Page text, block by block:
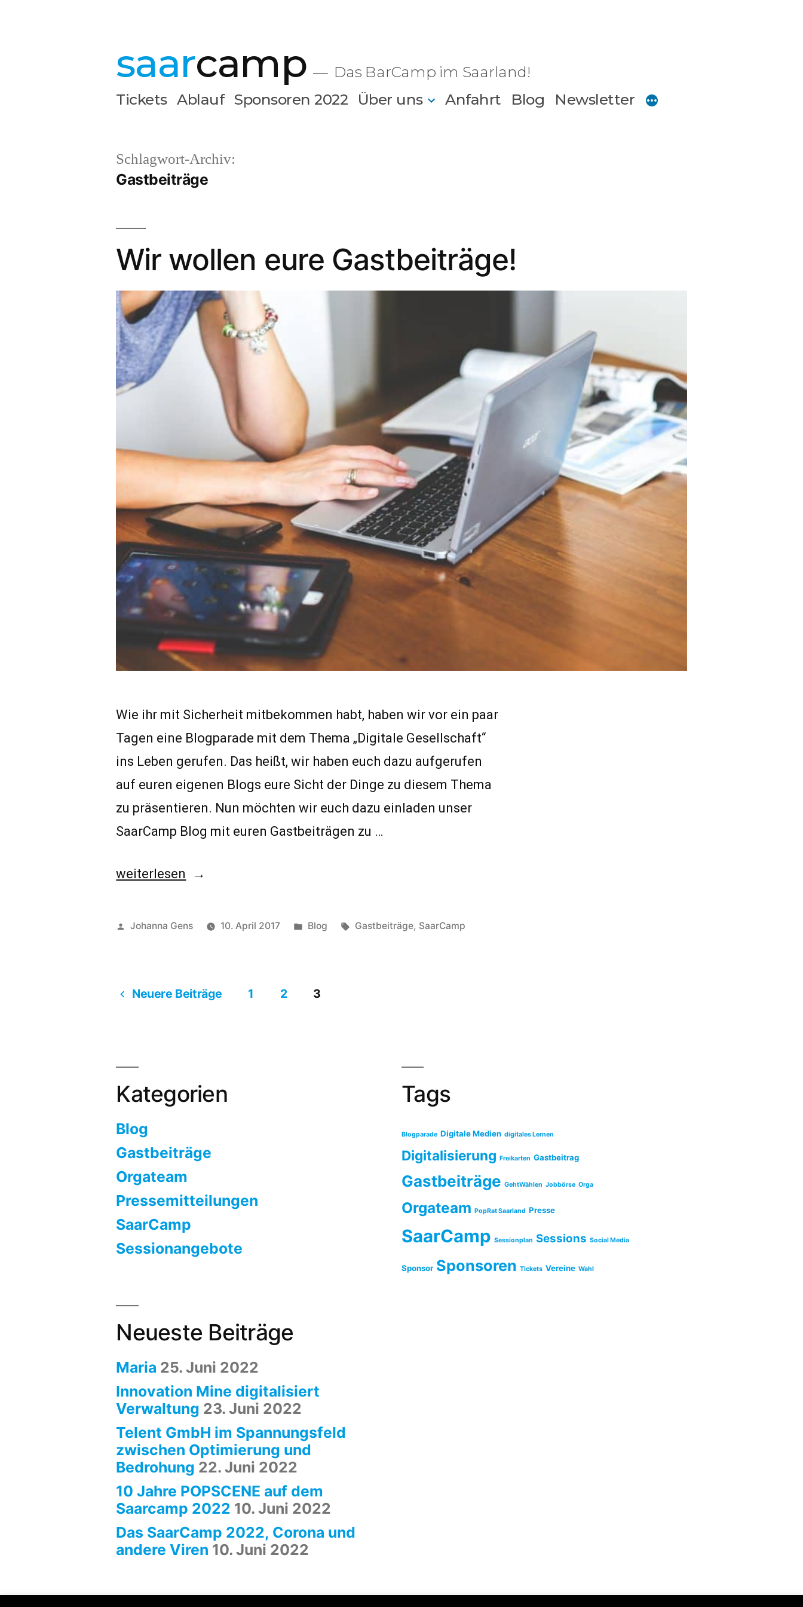
saarcamp
Das BarCamp im Saarland!
Tickets Ablauf Sponsoren 2022 Über uns Anfahrt Blog Newsletter
Schlagwort-Archiv:
Gastbeiträge
Wir wollen eure Gastbeiträge!
Wie ihr mit Sicherheit mitbekommen habt, haben wir vor ein paar
Tagen eine Blogparade mit dem Thema „Digitale Gesellschaft“
ins Leben gerufen. Das heißt, wir haben euch dazu aufgerufen
auf euren eigenen Blogs eure Sicht der Dinge zu diesem Thema
zu präsentieren. Nun möchten wir euch dazu einladen unser
SaarCamp Blog mit euren Gastbeiträgen zu …
„Wir
eure
weiterlesen
Veröffentlicht
Johanna Gens 10. April 2017
Veröffentlicht
Blog Schlagwörter:
Gastbeiträge, SaarCamp
Neuere Beiträge 1 2 3
Kategorien
Blog
Gastbeiträge
Orgateam
Pressemitteilungen
SaarCamp
Sessionangebote
Tags
Blogparade Digitale Medien digitales Lernen
Digitalisierung Freikarten Gastbeitrag
Gastbeiträge GehtWählen Jobbörse Orga
Orgateam PopRat Saarland Presse
SaarCamp Sessionplan Sessions Social Media
Sponsor Sponsoren Tickets Vereine Wahl
Neueste Beiträge
Maria 25. Juni 2022
Innovation Mine digitalisiert
Verwaltung 23. Juni 2022
Telent GmbH im Spannungsfeld
zwischen Optimierung und
Bedrohung 22. Juni 2022
10 Jahre POPSCENE auf dem
Saarcamp 2022 10. Juni 2022
Das SaarCamp 2022, Corona und
andere Viren 10. Juni 2022